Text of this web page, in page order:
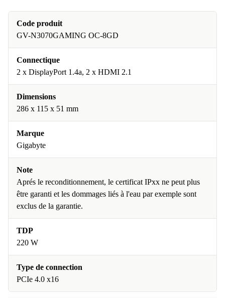
Code produit
GV-N3070GAMING OC-8GD
Connectique
2 x DisplayPort 1.4a, 2 x HDMI 2.1
Dimensions
286 x 115 x 51 mm
Marque
Gigabyte
Note
Aprés le reconditionnement, le certificat IPxx ne peut plus
être garanti et les dommages liés à l'eau par exemple sont
exclus de la garantie.
TDP
220 W
Type de connection
PCIe 4.0 x16